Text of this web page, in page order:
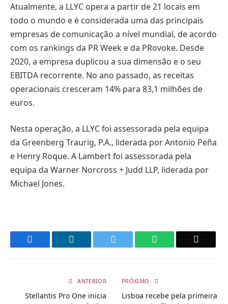
Atualmente, a LLYC opera a partir de 21 locais em
todo o mundo e é considerada uma das principais
empresas de comunicação a nível mundial, de acordo
com os rankings da PR Week e da PRovoke. Desde
2020, a empresa duplicou a sua dimensão e o seu
EBITDA recorrente. No ano passado, as receitas
operacionais cresceram 14% para 83,1 milhões de
euros.
Nesta operação, a LLYC foi assessorada pela equipa
da Greenberg Traurig, P.A., liderada por Antonio Peña
e Henry Roque. A Lambert foi assessorada pela
equipa da Warner Norcross + Judd LLP, liderada por
Michael Jones.
WhatsApp
ANTERIOR
Stellantis Pro One inicia
PRÓXIMO
Lisboa recebe pela primeira